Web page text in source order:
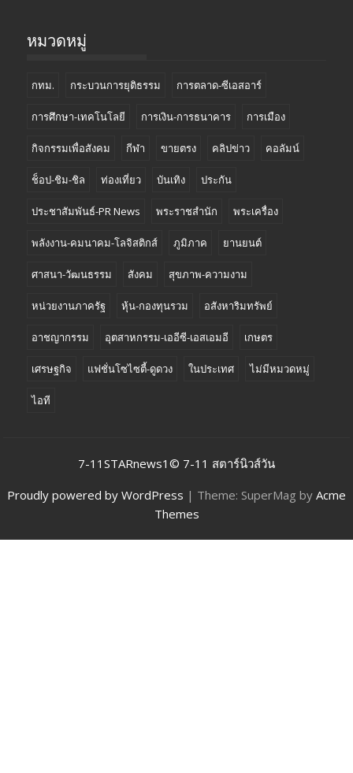
หมวดหมู่
กทม. กระบวนการยุติธรรม การตลาด-ซีเอสอาร์
การศึกษา-เทคโนโลยี การเงิน-การธนาคาร การเมือง
กิจกรรมเพื่อสังคม กีฬา ขายตรง คลิปข่าว คอลัมน์
ช็อป-ชิม-ชิล ท่องเที่ยว บันเทิง ประกัน
ประชาสัมพันธ์-PR News พระราชสำนัก พระเครื่อง
พลังงาน-คมนาคม-โลจิสติกส์ ภูมิภาค ยานยนต์
ศาสนา-วัฒนธรรม สังคม สุขภาพ-ความงาม
หน่วยงานภาครัฐ หุ้น-กองทุนรวม อสังหาริมทรัพย์
อาชญากรรม อุตสาหกรรม-เออีซี-เอสเอมอี เกษตร
เศรษฐกิจ แฟชั่นโซไซตี้-ดูดวง ในประเทศ ไม่มีหมวดหมู่
ไอที
7-11STARnews1© 7-11 สตาร์นิวส์วัน
Proudly powered by WordPress | Theme: SuperMag by Acme
Themes